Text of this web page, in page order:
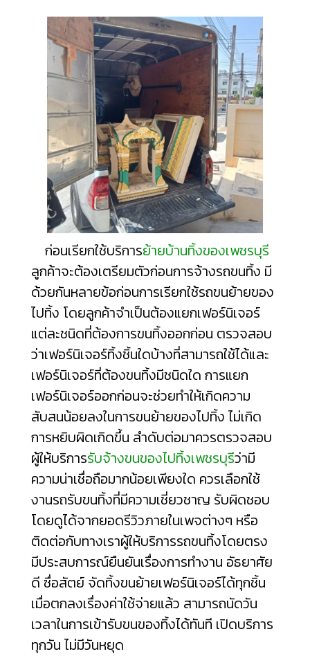
ก่อนเรียกใช้บริการย้ายบ้านทิ้งของเพชรบุรี
ลูกค้าจะต้องเตรียมตัวก่อนการจ้างรถขนทิ้ง มี
ด้วยกันหลายข้อก่อนการเรียกใช้รถขนย้ายของ
ไปทิ้ง โดยลูกค้าจำเป็นต้องแยกเฟอร์นิเจอร์
แต่ละชนิดที่ต้องการขนทิ้งออกก่อน ตรวจสอบ
ว่าเฟอร์นิเจอร์ทิ้งชิ้นใดบ้างที่สามารถใช้ได้และ
เฟอร์นิเจอร์ที่ต้องขนทิ้งมีชนิดใด การแยก
เฟอร์นิเจอร์ออกก่อนจะช่วยทำให้เกิดความ
สับสนน้อยลงในการขนย้ายของไปทิ้ง ไม่เกิด
การหยิบผิดเกิดขึ้น ลำดับต่อมาควรตรวจสอบ
ผู้ให้บริการรับจ้างขนของไปทิ้งเพชรบุรีว่ามี
ความน่าเชื่อถือมากน้อยเพียงใด ควรเลือกใช้
งานรถรับขนทิ้งที่มีความเชี่ยวชาญ รับผิดชอบ
โดยดูได้จากยอดรีวิวภายในเพจต่างๆ หรือ
ติดต่อกับทางเราผู้ให้บริการรถขนทิ้งโดยตรง
มีประสบการณ์ยืนยันเรื่องการทำงาน อัธยาศัย
ดี ซื่อสัตย์ จัดทิ้งขนย้ายเฟอร์นิเจอร์ได้ทุกชิ้น
เมื่อตกลงเรื่องค่าใช้จ่ายแล้ว สามารถนัดวัน
เวลาในการเข้ารับขนของทิ้งได้ทันที เปิดบริการ
ทุกวัน ไม่มีวันหยุด